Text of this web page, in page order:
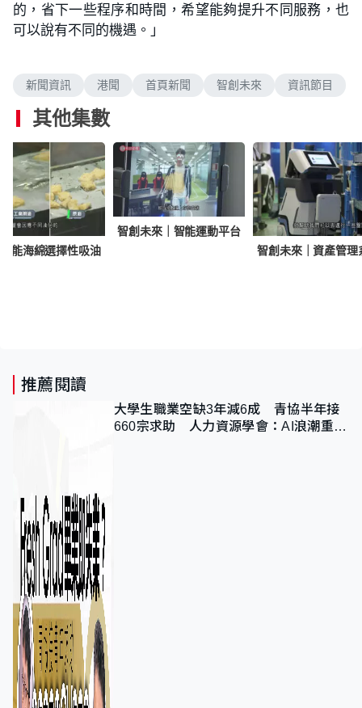
的，省下一些程序和時間，希望能夠提升不同服務，也
可以說有不同的機遇。」
新聞資訊 港聞 首頁新聞 智創未來 資訊節目
其他集數
能海綿選擇性吸油
智創未來｜智能運動平台
智創未來｜資產管理
推薦閱讀
大學生職業空缺3年減6成 青協半年接
660宗求助 人力資源學會：AI浪潮重整